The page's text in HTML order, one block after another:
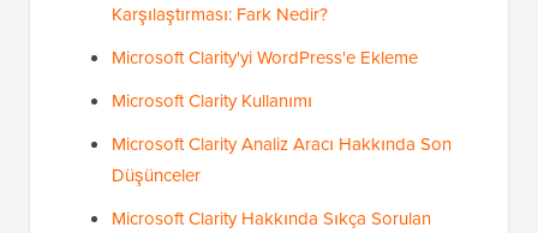
Karşılaştırması: Fark Nedir?
Microsoft Clarity'yi WordPress'e Ekleme
Microsoft Clarity Kullanımı
Microsoft Clarity Analiz Aracı Hakkında Son
Düşünceler
Microsoft Clarity Hakkında Sıkça Sorulan